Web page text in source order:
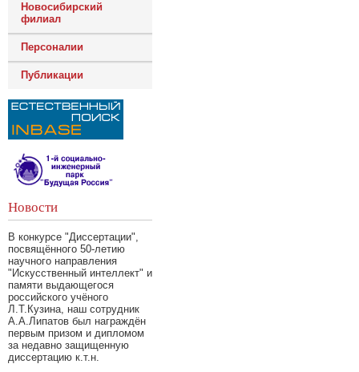
Новосибирский
филиал
Персоналии
Публикации
Новости
В конкурсе "Диссертации",
посвящённого 50-летию
научного направления
"Искусственный интеллект" и
памяти выдающегося
российского учёного
Л.Т.Кузина, наш сотрудник
А.А.Липатов был награждён
первым призом и дипломом
за недавно защищенную
диссертацию к.т.н.